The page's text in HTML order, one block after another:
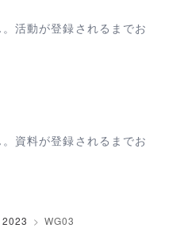
活動が登録されるまでお
資料が登録されるまでお
2023 WG03